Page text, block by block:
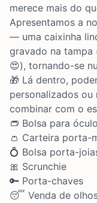
merece mais do
Apresentamos a
— uma caixinha
gravado na
😍), tornando-se
🎁 Lá dentro,
personalizados ou
combinar com o
👝 Bolsa para
👛 Carteira porta-
💍 Bolsa porta-
🎀 Scrunchie
🔑 Porta-chaves
😴 Venda de